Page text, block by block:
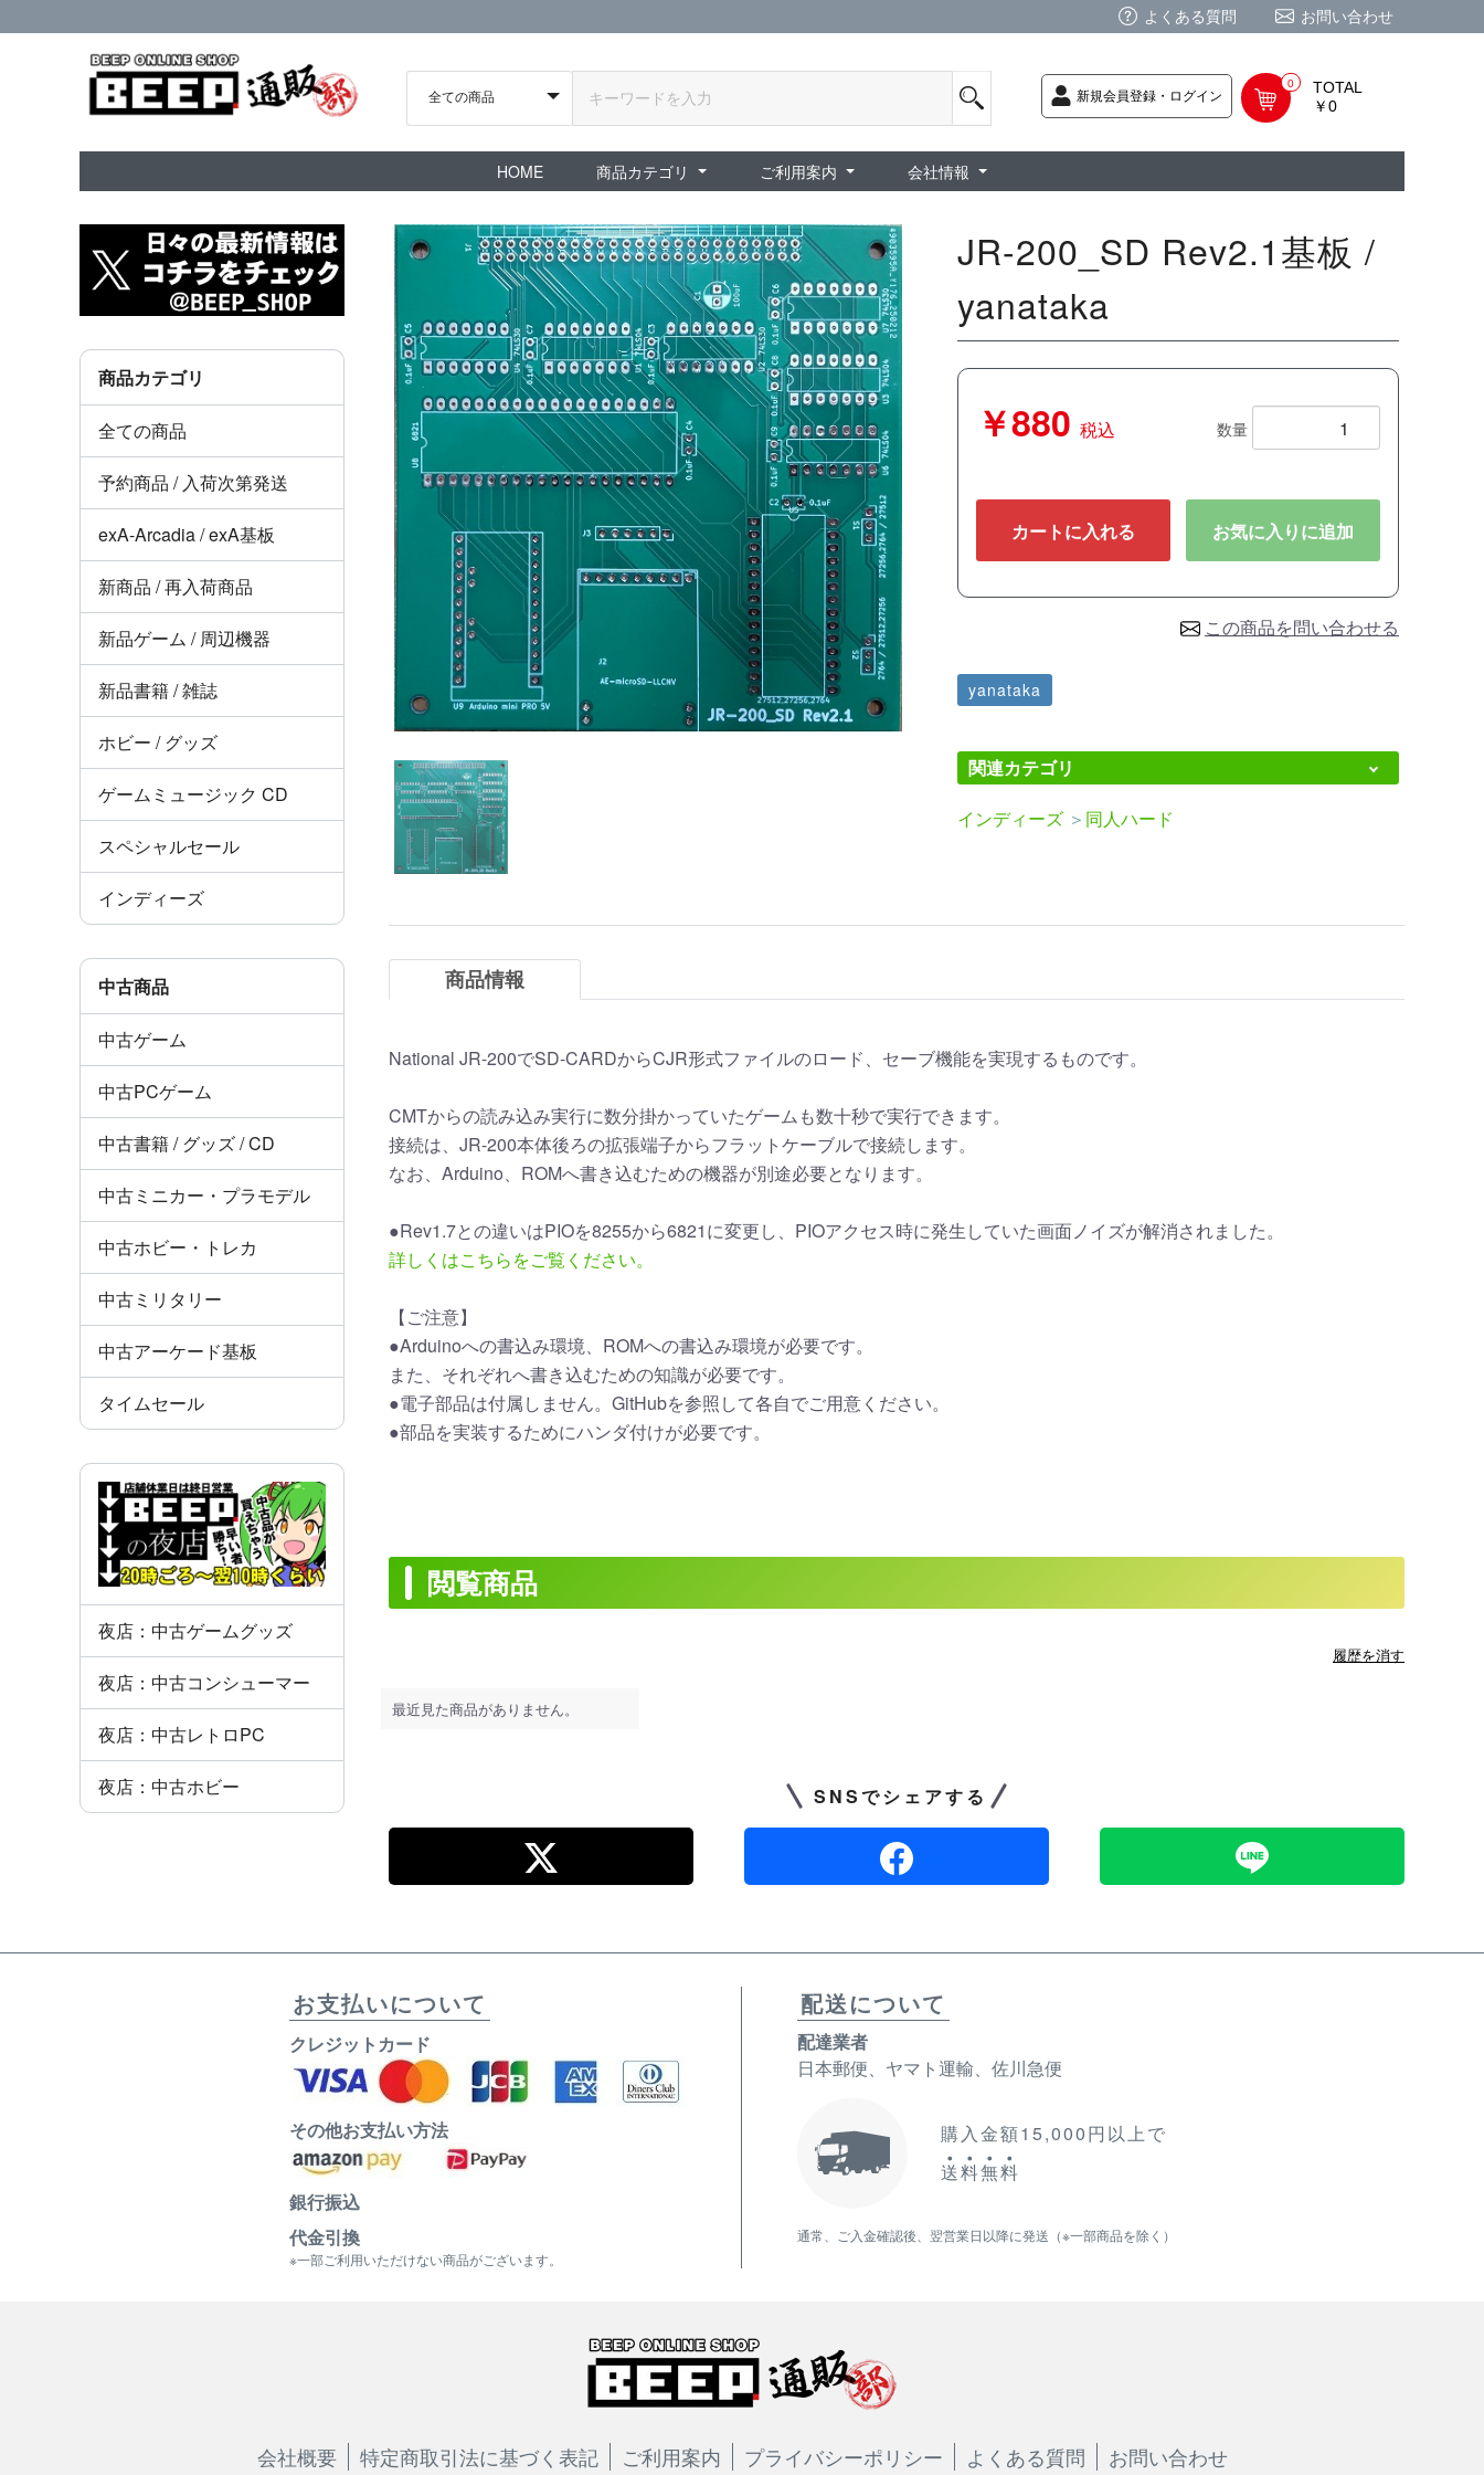
よくある質問 お問い合わせ
新規会員登録・ログイン
0
TOTAL
￥0
HOME
商品カテゴリ
ご利用案内
会社情報
商品カテゴリ
全ての商品
予約商品 / 入荷次第発送
exA-Arcadia / exA基板
新商品 / 再入荷商品
新品ゲーム / 周辺機器
新品書籍 / 雑誌
ホビー / グッズ
ゲームミュージック CD
スペシャルセール
インディーズ
中古商品
中古ゲーム
中古PCゲーム
中古書籍 / グッズ / CD
中古ミニカー・プラモデル
中古ホビー・トレカ
中古ミリタリー
中古アーケード基板
タイムセール
夜店：中古ゲームグッズ
夜店：中古コンシューマー
夜店：中古レトロPC
夜店：中古ホビー
JR-200_SD Rev2.1基板 /
yanataka
￥880 税込 数量
カートに入れる お気に入りに追加
この商品を問い合わせる
yanataka
関連カテゴリ
インディーズ ＞ 同人ハード
商品情報
National JR-200でSD-CARDからCJR形式ファイルのロード、セーブ機能を実現するものです。
CMTからの読み込み実行に数分掛かっていたゲームも数十秒で実行できます。
接続は、JR-200本体後ろの拡張端子からフラットケーブルで接続します。
なお、Arduino、ROMへ書き込むための機器が別途必要となります。
●Rev1.7との違いはPIOを8255から6821に変更し、PIOアクセス時に発生していた画面ノイズが解消されました。
詳しくはこちらをご覧ください。
【ご注意】
●Arduinoへの書込み環境、ROMへの書込み環境が必要です。
また、それぞれへ書き込むための知識が必要です。
●電子部品は付属しません。GitHubを参照して各自でご用意ください。
●部品を実装するためにハンダ付けが必要です。
閲覧商品
履歴を消す
最近見た商品がありません。
SNSでシェアする
お支払いについて
クレジットカード
その他お支払い方法
銀行振込
代金引換
※一部ご利用いただけない商品がございます。
配送について
配達業者
日本郵便、ヤマト運輸、佐川急便
購入金額15,000円以上で
送料無料
通常、ご入金確認後、翌営業日以降に発送（※一部商品を除く）
会社概要 特定商取引法に基づく表記 ご利用案内 プライバシーポリシー よくある質問 お問い合わせ